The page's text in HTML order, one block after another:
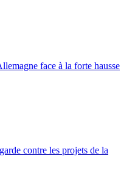
face à la forte hausse
contre les projets de la